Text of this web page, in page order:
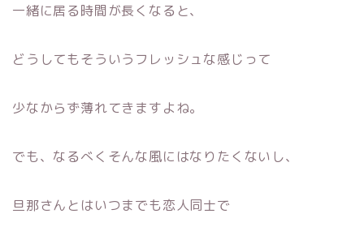
一緒に居る時間が長くなると、
どうしてもそういうフレッシュな感じって
少なからず薄れてきますよね。
でも、なるべくそんな風にはなりたくないし、
旦那さんとはいつまでも恋人同士で